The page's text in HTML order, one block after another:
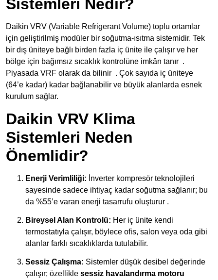
Sistemleri Nedir?
Daikin VRV (Variable Refrigerant Volume) toplu ortamlar
için geliştirilmiş modüler bir soğutma-ısıtma sistemidir. Tek
bir dış üniteye bağlı birden fazla iç ünite ile çalışır ve her
bölge için bağımsız sıcaklık kontrolüne imkân tanır .
Piyasada VRF olarak da bilinir . Çok sayıda iç üniteye
(64’e kadar) kadar bağlanabilir ve büyük alanlarda esnek
kurulum sağlar.
Daikin VRV Klima
Sistemleri Neden
Önemlidir?
Enerji Verimliliği: İnverter kompresör teknolojileri
sayesinde sadece ihtiyaç kadar soğutma sağlanır; bu
da %55’e varan enerji tasarrufu oluşturur .
Bireysel Alan Kontrolü: Her iç ünite kendi
termostatıyla çalışır, böylece ofis, salon veya oda gibi
alanlar farklı sıcaklıklarda tutulabilir.
Sessiz Çalışma: Sistemler düşük desibel değerinde
çalışır; özellikle sessiz havalandırma motoru